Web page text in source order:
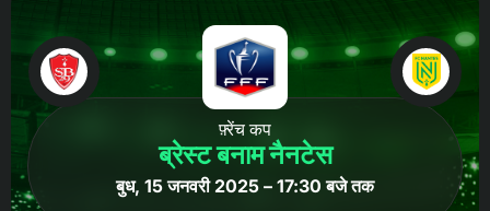
फ़्रेंच कप
ब्रेस्ट बनाम नैनटेस
बुध, 15 जनवरी 2025 – 17:30 बजे तक